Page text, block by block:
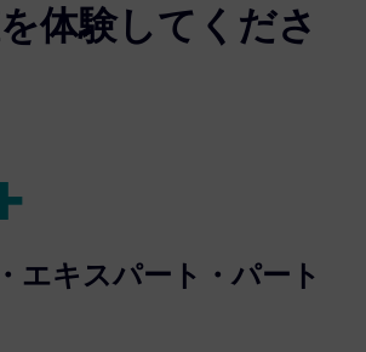
体験してくださ
エキスパート・パート